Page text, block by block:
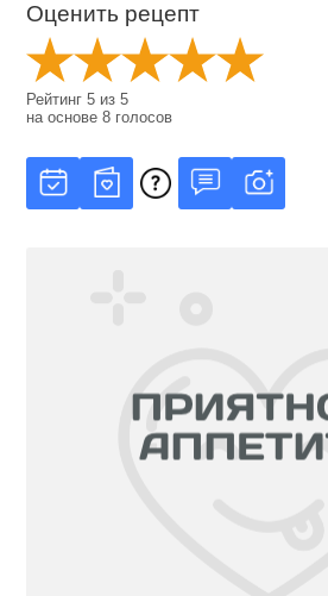
Оценить рецепт
Рейтинг5 из5
на основе8 голосов